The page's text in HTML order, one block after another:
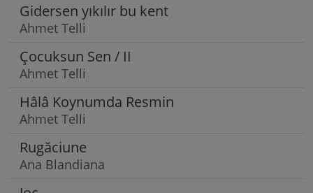
Gidersen yıkılır bu kent
Ahmet Telli
Çocuksun Sen / II
Ahmet Telli
Hâlâ Koynumda Resmin
Ahmet Telli
Rugăciune
Ana Blandiana